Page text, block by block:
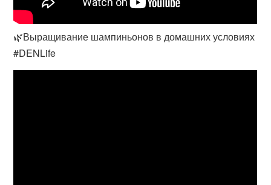
🌿Выращивание шампиньонов в домашних условиях
#DENLife